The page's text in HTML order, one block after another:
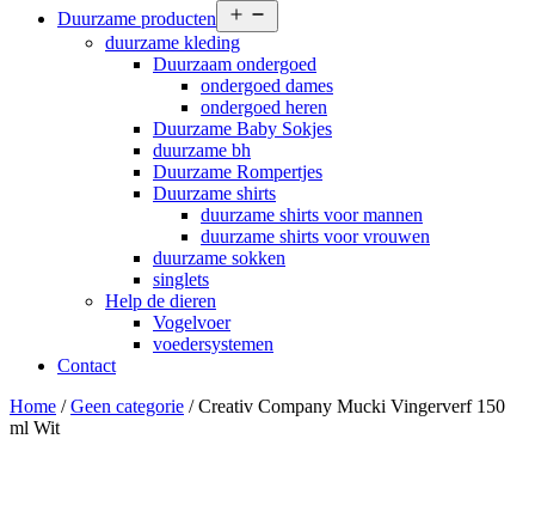
Duurzame producten
menu
duurzame kleding
Duurzaam ondergoed
ondergoed dames
ondergoed heren
Duurzame Baby Sokjes
duurzame bh
Duurzame Rompertjes
Duurzame shirts
duurzame shirts voor mannen
duurzame shirts voor vrouwen
duurzame sokken
singlets
Help de dieren
Vogelvoer
voedersystemen
Contact
Home /Geen categorie / Creativ Company Mucki Vingerverf 150
ml Wit